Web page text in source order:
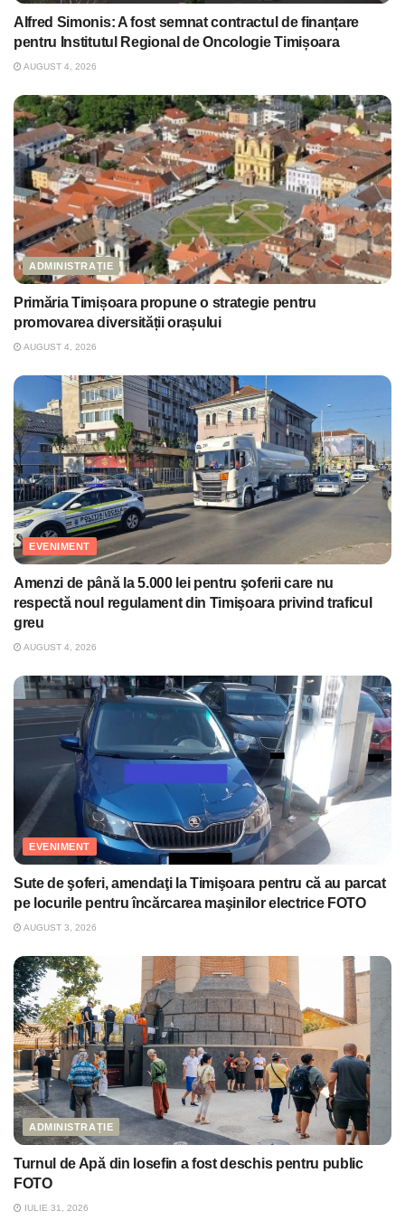
Alfred Simonis: A fost semnat contractul de finanțare
pentru Institutul Regional de Oncologie Timișoara
AUGUST 4, 2026
ADMINISTRAȚIE
Primăria Timișoara propune o strategie pentru
promovarea diversității orașului
AUGUST 4, 2026
EVENIMENT
Amenzi de până la 5.000 lei pentru şoferii care nu
respectă noul regulament din Timişoara privind traficul
greu
AUGUST 4, 2026
EVENIMENT
Sute de şoferi, amendaţi la Timişoara pentru că au parcat
pe locurile pentru încărcarea maşinilor electrice FOTO
AUGUST 3, 2026
ADMINISTRAȚIE
Turnul de Apă din Iosefin a fost deschis pentru public
FOTO
IULIE 31, 2026